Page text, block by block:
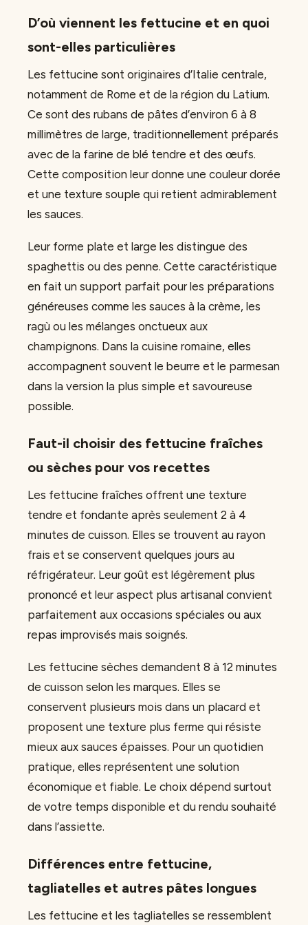
D’où viennent les fettucine et en quoi
sont-elles particulières
Les fettucine sont originaires d’Italie centrale,
notamment de Rome et de la région du Latium.
Ce sont des rubans de pâtes d’environ 6 à 8
millimètres de large, traditionnellement préparés
avec de la farine de blé tendre et des œufs.
Cette composition leur donne une couleur dorée
et une texture souple qui retient admirablement
les sauces.
Leur forme plate et large les distingue des
spaghettis ou des penne. Cette caractéristique
en fait un support parfait pour les préparations
généreuses comme les sauces à la crème, les
ragù ou les mélanges onctueux aux
champignons. Dans la cuisine romaine, elles
accompagnent souvent le beurre et le parmesan
dans la version la plus simple et savoureuse
possible.
Faut-il choisir des fettucine fraîches
ou sèches pour vos recettes
Les fettucine fraîches offrent une texture
tendre et fondante après seulement 2 à 4
minutes de cuisson. Elles se trouvent au rayon
frais et se conservent quelques jours au
réfrigérateur. Leur goût est légèrement plus
prononcé et leur aspect plus artisanal convient
parfaitement aux occasions spéciales ou aux
repas improvisés mais soignés.
Les fettucine sèches demandent 8 à 12 minutes
de cuisson selon les marques. Elles se
conservent plusieurs mois dans un placard et
proposent une texture plus ferme qui résiste
mieux aux sauces épaisses. Pour un quotidien
pratique, elles représentent une solution
économique et fiable. Le choix dépend surtout
de votre temps disponible et du rendu souhaité
dans l’assiette.
Différences entre fettucine,
tagliatelles et autres pâtes longues
Les fettucine et les tagliatelles se ressemblent